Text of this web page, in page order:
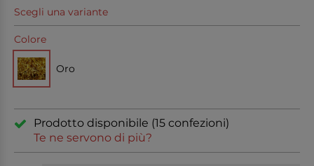
Scegli una variante
Colore
Oro
Prodotto disponibile (15 confezioni)
Te ne servono di più?